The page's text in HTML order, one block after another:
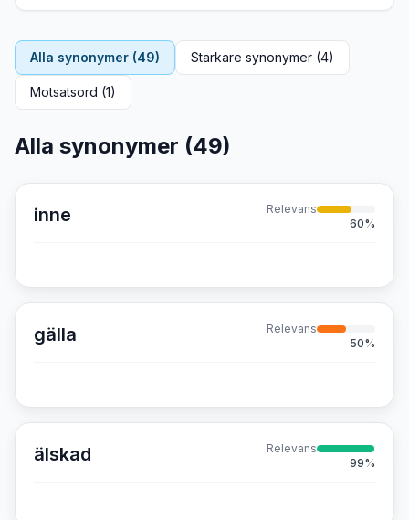
Alla synonymer (49) Starkare synonymer (4)
Motsatsord (1)
Alla synonymer (49)
inne
Relevans
60%
gälla
Relevans
50%
älskad
Relevans
99%